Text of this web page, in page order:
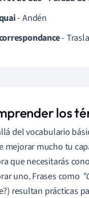
- Andén
-
los
del vocabulario
mejorar mucho tu
que necesitarás
uno. Frases como
resultan prácticas